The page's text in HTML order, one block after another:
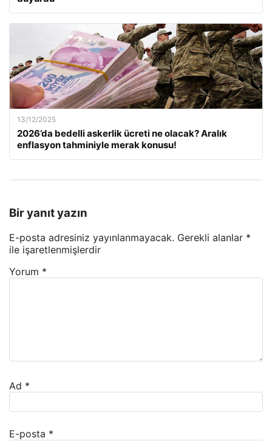
13/12/2025
2026’da bedelli askerlik ücreti ne olacak? Aralık
enflasyon tahminiyle merak konusu!
Bir yanıt yazın
E-posta adresiniz yayınlanmayacak. Gerekli alanlar *
ile işaretlenmişlerdir
Yorum *
Ad *
E-posta *